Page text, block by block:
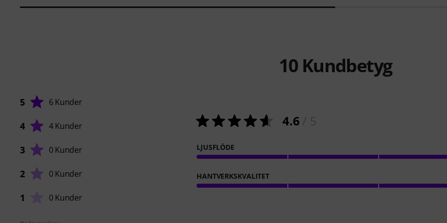
10 Kundbetyg
5 6 Kunder
4 4 Kunder
3 0 Kunder
2 0 Kunder
1 0 Kunder
4.6
LJUSFLÖDE
HANTVERKSKVALITET